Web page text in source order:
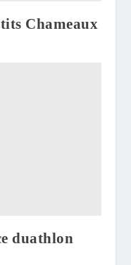
Chameaux
duathlon